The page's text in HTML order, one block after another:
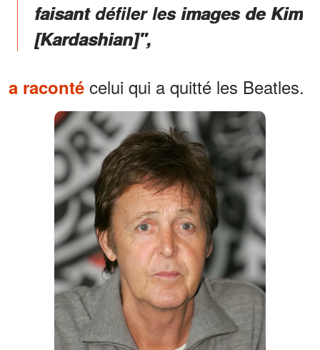
faisant défiler les images de Kim
[Kardashian]",
a raconté celui qui a quitté les Beatles.